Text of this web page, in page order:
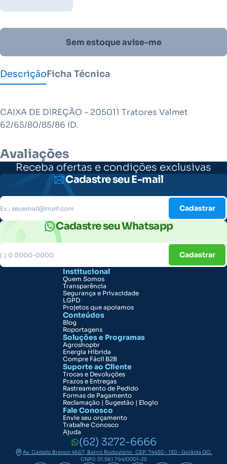
Sem estoque avise-me
DescriçãoFicha Técnica
CAIXA DE DIREÇÃO - 205011 Tratores Valmet
62/65/80/85/86 ID.
Avaliações
Receba ofertas e condições exclusivas
Cadastre seu E-mail
Cadastrar
Cadastre seu Whatsapp
Cadastrar
Institucional
Quem Somos
Transparência
Segurança e Privacidade
LGPD
Projetos que apoiamos
Conteúdos
Blog
Roportagens
Soluções e Programas
Agroshopbr
Energia Híbrida
Compre Fácil B2B
Suporte ao Cliente
Trocas e Devoluções
Prazos e Entregas
Rastreamento de Pedido
Formas de Pagamento
Reclamação | Sugestão | Elogio
Fale Conosco
Envie seu orçamento
Trabalhe Conosco
Ajuda
(62) 3272-6666
Av. Castelo Branco 4667, Bairro Rodoviário CEP: 74430 - 130 - Goiânia GO.
CNPJ: 01.561.794/0001-25